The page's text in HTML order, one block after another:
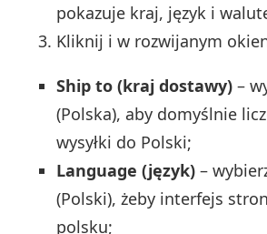
pokazuje kraj, język i
Kliknij i w rozwijanym
Ship to (kraj dostawy) –
(Polska), aby domyślnie
wysyłki do Polski;
Language (język) –
(Polski), żeby interfejs
polsku;